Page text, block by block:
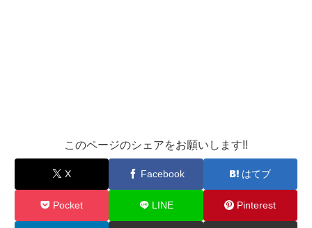
このページのシェアをお願いします!!
X Facebook はてブ
Pocket LINE Pinterest